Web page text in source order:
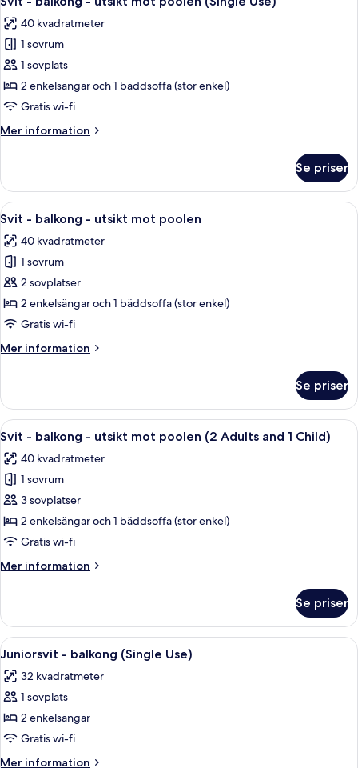
alla
foton
för
Svit
-
balkong
utsikt
(Single
Use)
40 kvadratmeter
1 sovrum
1 sovplats
2 enkelsängar och 1 bäddsoffa (stor enkel)
Gratis wi-fi
Mer information
Mer
-
balkong
-
mot
poolen
Use)
Se priser
Öppna
alla
foton
för
Svit
-
balkong
utsikt
Ett hotellrum med en säng, ett
7
Svit - balkong - utsikt mot poolen
40 kvadratmeter
1 sovrum
2 sovplatser
2 enkelsängar och 1 bäddsoffa (stor enkel)
Gratis wi-fi
Mer information
Mer
-
balkong
-
mot
poolen
Se priser
Öppna
alla
foton
för
Svit
-
balkong
utsikt
(2
Adults
and
1
Child)
Ett hotellrum med en säng, ett
7
Svit - balkong - utsikt mot poolen (2 Adults and 1 Child)
40 kvadratmeter
1 sovrum
3 sovplatser
2 enkelsängar och 1 bäddsoffa (stor enkel)
Gratis wi-fi
Mer information
Mer
-
balkong
-
mot
poolen
Adults
and
Se priser
Öppna
alla
foton
för
Juniorsvit
-
balkong
Ett modernt hotellrum med en
4
Juniorsvit - balkong (Single Use)
32 kvadratmeter
1 sovplats
2 enkelsängar
Gratis wi-fi
Mer information
Mer